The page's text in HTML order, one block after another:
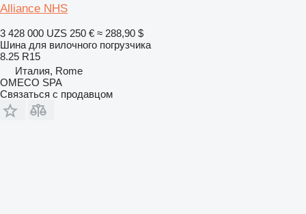
Alliance NHS
3 428 000 UZS 250 € ≈ 288,90 $
Шина для вилочного погрузчика
8.25 R15
Италия, Rome
OMECO SPA
Связаться с продавцом